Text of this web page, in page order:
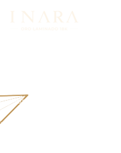
aurus18k@gmail.com
Terms and Conditions.